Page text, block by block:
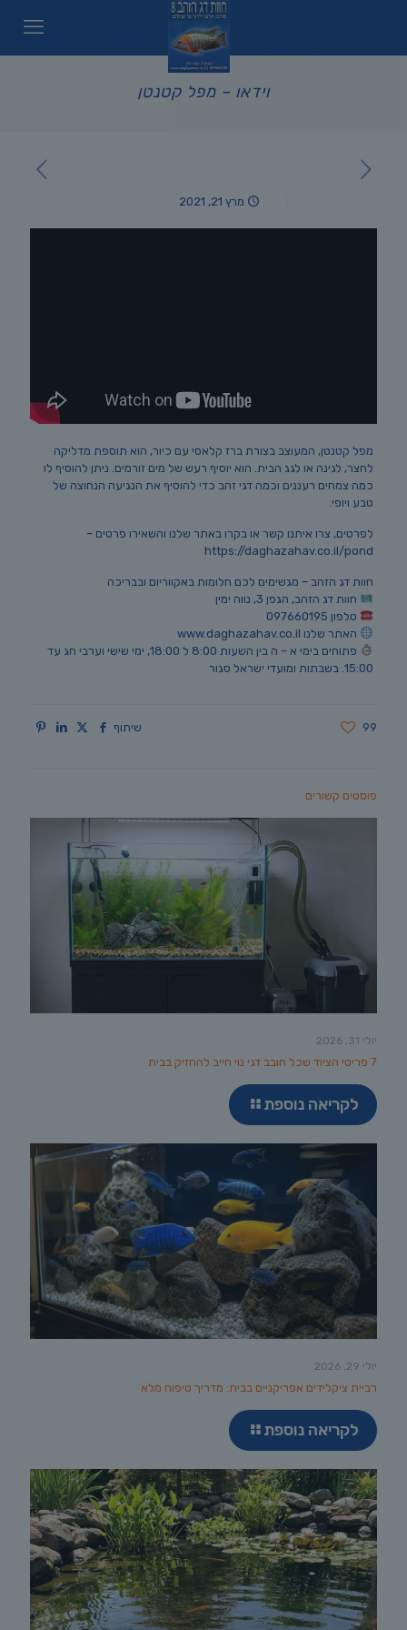
וידאו – מפל קטנטן
מרץ 21, 2021
מפל קטנטן, המעוצב בצורת ברז קלאסי עם כיור, הוא תוספת מדליקה
לחצר, לגינה או לגג הבית. הוא יוסיף רעש של מים זורמים. ניתן להוסיף לו
כמה צמחים רעננים וכמה דגי זהב כדי להוסיף את הנגיעה הנחוצה של
טבע ויופי.
לפרטים, צרו איתנו קשר או בקרו באתר שלנו והשאירו פרטים –
https://daghazahav.co.il/pond
חוות דג הזהב – מגשימים לכם חלומות באקווריום ובבריכה
חוות דג הזהב, הגפן 3, נווה ימין
טלפון 097660195
האתר שלנו www.daghazahav.co.il
פתוחים בימי א – ה בין השעות 8:00 ל 18:00, ימי שישי וערבי חג עד
15:00. בשבתות ומועדי ישראל סגור
שיתוף 99
פוסטים קשורים
יולי 31, 2026
7 פריטי הציוד שכל חובב דגי נוי חייב להחזיק בבית
לקריאה נוספת
יולי 29, 2026
רביית ציקלידים אפריקניים בבית: מדריך טיפוח מלא
לקריאה נוספת